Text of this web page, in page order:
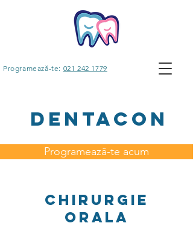
DentaCon
Programează-te: 021 242 1779
Programează-te acum
Chirurgie
orala